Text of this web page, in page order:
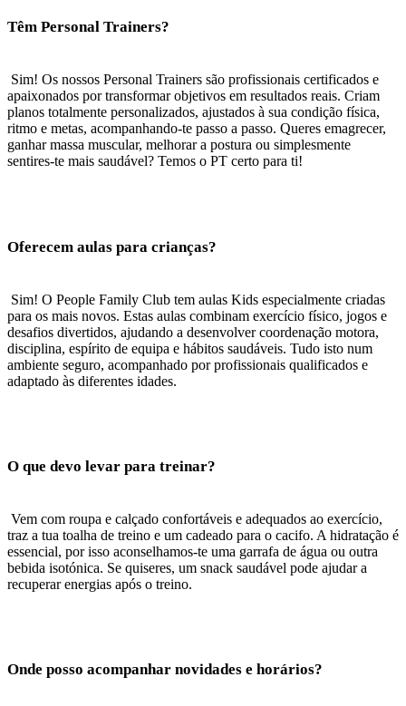
Têm Personal Trainers?
Sim! Os nossos Personal Trainers são profissionais certificados e
apaixonados por transformar objetivos em resultados reais. Criam
planos totalmente personalizados, ajustados à sua condição física,
ritmo e metas, acompanhando-te passo a passo. Queres emagrecer,
ganhar massa muscular, melhorar a postura ou simplesmente
sentires-te mais saudável? Temos o PT certo para ti!
Oferecem aulas para crianças?
Sim! O People Family Club tem aulas Kids especialmente criadas
para os mais novos. Estas aulas combinam exercício físico, jogos e
desafios divertidos, ajudando a desenvolver coordenação motora,
disciplina, espírito de equipa e hábitos saudáveis. Tudo isto num
ambiente seguro, acompanhado por profissionais qualificados e
adaptado às diferentes idades.
O que devo levar para treinar?
Vem com roupa e calçado confortáveis e adequados ao exercício,
traz a tua toalha de treino e um cadeado para o cacifo. A hidratação é
essencial, por isso aconselhamos-te uma garrafa de água ou outra
bebida isotónica. Se quiseres, um snack saudável pode ajudar a
recuperar energias após o treino.
Onde posso acompanhar novidades e horários?